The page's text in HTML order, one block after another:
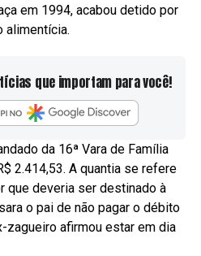
em 1994, acabou detido por
alimentícia.
que importam para você!
da 16ª Vara de Família
2.414,53. A quantia se refere
que deveria ser destinado à
o pai de não pagar o débito
afirmou estar em dia